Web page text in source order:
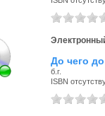
До чего
б.г.
ISBN